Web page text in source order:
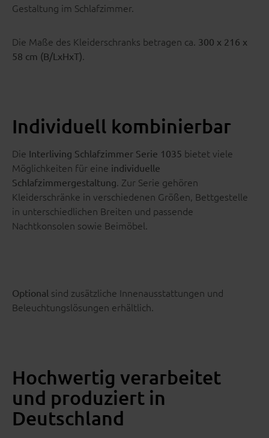
Gestaltung im Schlafzimmer.
Die Maße des Kleiderschranks betragen ca. 300 x 216 x
58 cm (B/LxHxT).
Individuell kombinierbar
Die Interliving Schlafzimmer Serie 1035 bietet viele
Möglichkeiten für eine individuelle
Schlafzimmergestaltung. Zur Serie gehören
Kleiderschränke in verschiedenen Größen, Bettgestelle
in unterschiedlichen Breiten und passende
Nachtkonsolen sowie Beimöbel.
Optional sind zusätzliche Innenausstattungen und
Beleuchtungslösungen erhältlich.
Hochwertig verarbeitet
und produziert in
Deutschland